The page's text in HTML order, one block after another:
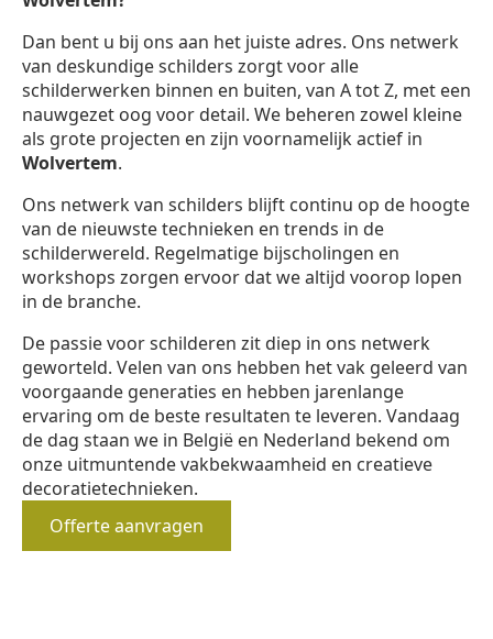
Dan bent u bij ons aan het juiste adres. Ons netwerk
van deskundige schilders zorgt voor alle
schilderwerken binnen en buiten, van A tot Z, met een
nauwgezet oog voor detail. We beheren zowel kleine
als grote projecten en zijn voornamelijk actief in
Wolvertem.
Ons netwerk van schilders blijft continu op de hoogte
van de nieuwste technieken en trends in de
schilderwereld. Regelmatige bijscholingen en
workshops zorgen ervoor dat we altijd voorop lopen
in de branche.
De passie voor schilderen zit diep in ons netwerk
geworteld. Velen van ons hebben het vak geleerd van
voorgaande generaties en hebben jarenlange
ervaring om de beste resultaten te leveren. Vandaag
de dag staan we in België en Nederland bekend om
onze uitmuntende vakbekwaamheid en creatieve
decoratietechnieken.
Offerte aanvragen